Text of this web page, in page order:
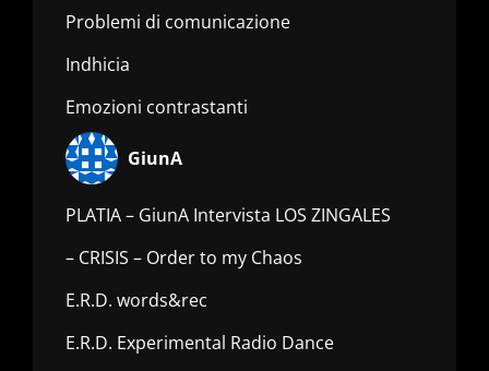
Problemi di comunicazione
Indhicia
Emozioni contrastanti
GiunA
PLATIA – GiunA Intervista LOS ZINGALES
– CRISIS – Order to my Chaos
E.R.D. words&rec
E.R.D. Experimental Radio Dance